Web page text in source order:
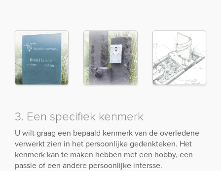
3. Een specifiek kenmerk
U wilt graag een bepaald kenmerk van de overledene
verwerkt zien in het persoonlijke gedenkteken. Het
kenmerk kan te maken hebben met een hobby, een
passie of een andere persoonlijke intersse.